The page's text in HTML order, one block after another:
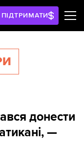
ПІДТРИМАТИ
донести
—